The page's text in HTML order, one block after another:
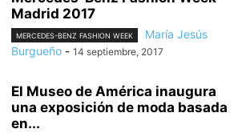
Madrid 2017
MERCEDES-BENZ FASHION WEEK
María Jesús
Burgueño - 14 septiembre, 2017
El Museo de América inaugura
una exposición de moda basada
en...